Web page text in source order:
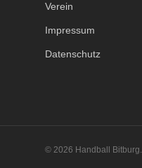
Verein
Impressum
Datenschutz
© 2026 Handball Bitburg.